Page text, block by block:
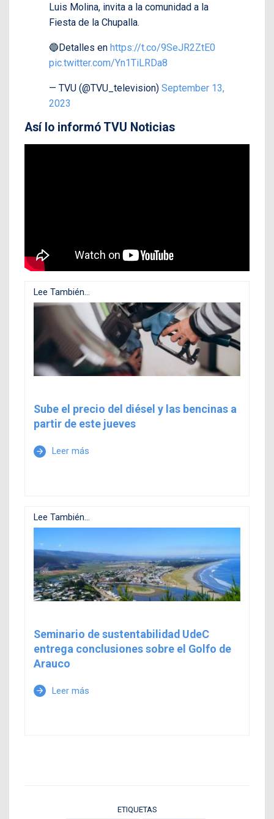
Luis Molina, invita a la comunidad a la
Fiesta de la Chupalla.
🔵Detalles en https://t.co/9SeJR2ZtE0
pic.twitter.com/Yn1TiLRDa8
— TVU (@TVU_television) September 13,
2023
Así lo informó TVU Noticias
Lee También...
Sube el precio del diésel y las bencinas a
partir de este jueves
arrow_forward Leer más
Lee También...
Seminario de sustentabilidad UdeC
entrega conclusiones sobre el Golfo de
Arauco
arrow_forward Leer más
ETIQUETAS